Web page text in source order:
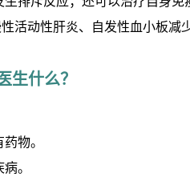
活动性肝炎、自发性血小板减
什么？
物。
。